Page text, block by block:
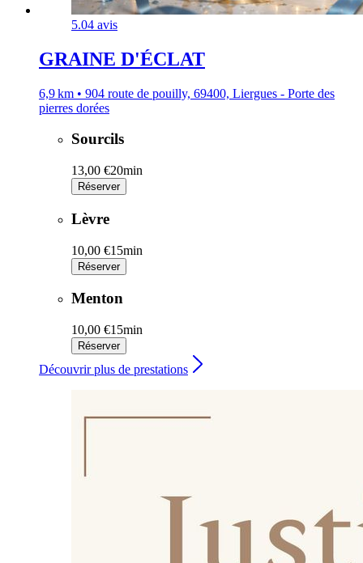
5.04 avis
GRAINE D'ÉCLAT
6,9 km • 904 route de pouilly, 69400, Liergues - Porte des
pierres dorées
Sourcils
13,00 €20min
Réserver
Lèvre
10,00 €15min
Réserver
Menton
10,00 €15min
Réserver
Découvrir plus de prestations